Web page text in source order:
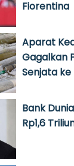
Fiorentina
Aparat
Gagalkan
Senjata
Bank
Rp1,6